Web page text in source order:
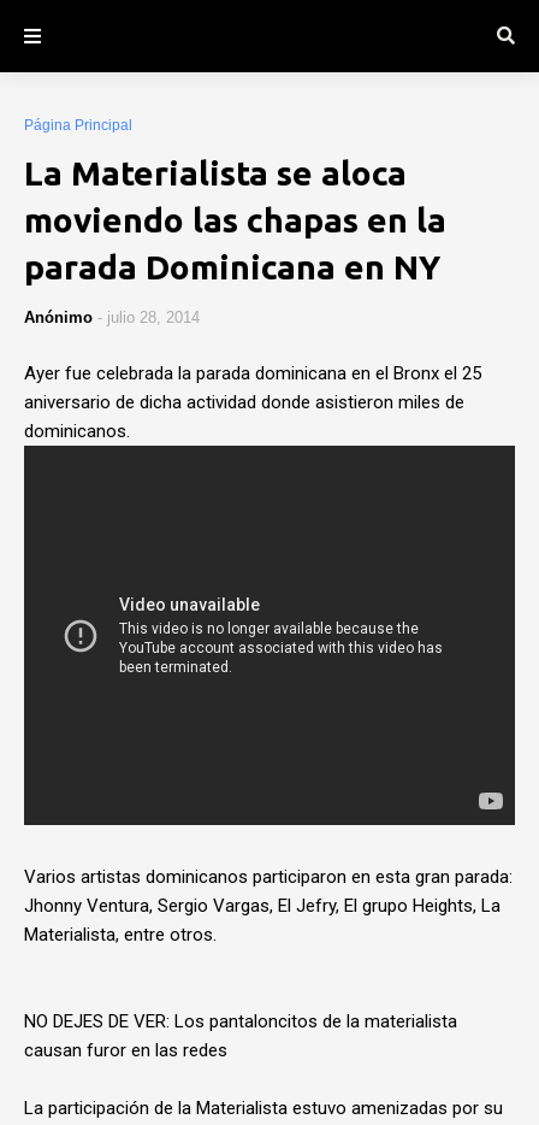
Página Principal
La Materialista se aloca
moviendo las chapas en la
parada Dominicana en NY
Anónimo - julio 28, 2014
Ayer fue celebrada la parada dominicana en el Bronx el 25
aniversario de dicha actividad donde asistieron miles de
dominicanos.
Varios artistas dominicanos participaron en esta gran parada:
Jhonny Ventura, Sergio Vargas, El Jefry, El grupo Heights, La
Materialista, entre otros.
NO DEJES DE VER: Los pantaloncitos de la materialista
causan furor en las redes
La participación de la Materialista estuvo amenizadas por su